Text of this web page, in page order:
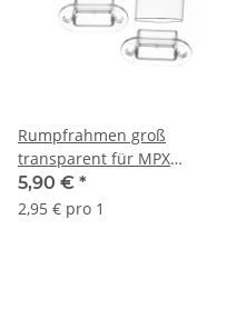
Rumpfrahmen groß
transparent für MPX
Multiplex Stecker (2 Stück)
5,90 € *
2,95 € pro 1